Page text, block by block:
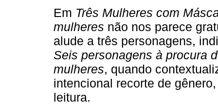
Em Três Mulheres com
mulheres não nos parece
alude a três personagens,
Seis personagens à procura
mulheres, quando
intencional recorte de
leitura.